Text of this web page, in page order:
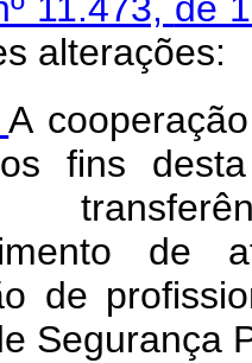
alterações:
A
os fins
de
de
Segurança